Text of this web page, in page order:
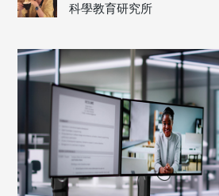
科學教育研究所